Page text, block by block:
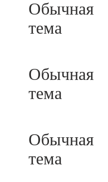
Обычная
тема
Обычная
тема
Обычная
тема